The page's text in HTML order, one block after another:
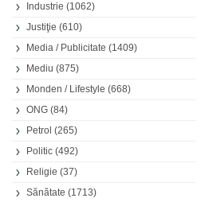
Industrie (1062)
Justiţie (610)
Media / Publicitate (1409)
Mediu (875)
Monden / Lifestyle (668)
ONG (84)
Petrol (265)
Politic (492)
Religie (37)
Sănătate (1713)